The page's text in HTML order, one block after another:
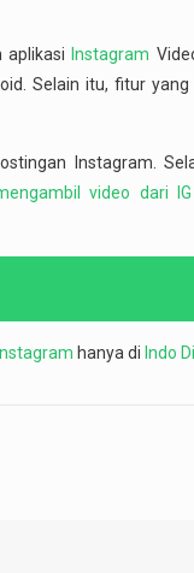
aplikasi Instagram
Selain itu, fitur
Instagram.
video dari
hanya di Indo